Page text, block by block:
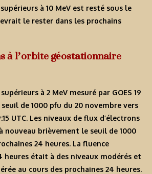
à 10 MeV est resté sous le
le rester dans les prochains
à l’orbite géostationnaire
à 2 MeV mesuré par GOES 19
de 1000 pfu du 20 novembre vers
UTC. Les niveaux de flux d’électrons
nouveau brièvement le seuil de 1000
24 heures. La fluence
heures était à des niveaux modérés et
au cours des prochaines 24 heures.